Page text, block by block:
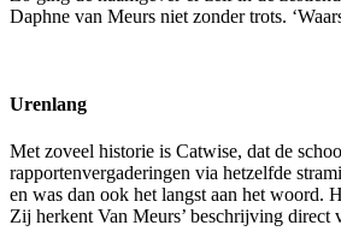
Daphne van Meurs niet zonder trots.
Urenlang
Met zoveel historie is Catwise, dat de
rapportenvergaderingen via hetzelfde
en was dan ook het langst aan het woord.
Zij herkent Van Meurs’ beschrijving direct